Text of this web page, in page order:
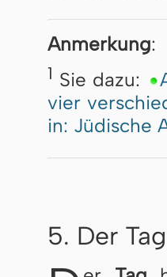
Anmerkung:
1 Sie dazu:
vier
in: Jüdische
5. Der